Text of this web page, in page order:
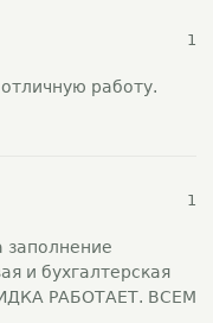
1
работу.
1
и бухгалтерская
РАБОТАЕТ. ВСЕМ